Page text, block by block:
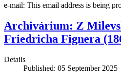
e-mail: This email address is being
Archivárium: Z
Friedricha Fignera
Details
Published: 05 September 2025